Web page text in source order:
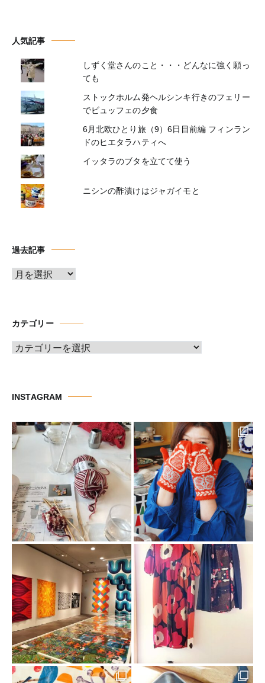
人気記事
しずく堂さんのこと・・・どんなに強く願っ
ても
ストックホルム発ヘルシンキ行きのフェリー
でビュッフェの夕食
6月北欧ひとり旅（9）6日目前編 フィンラン
ドのヒエタラハティへ
イッタラのブタを立てて使う
ニシンの酢漬けはジャガイモと
過去記事
ア
ブ
カテゴリー
カ
ー
INSTAGRAM